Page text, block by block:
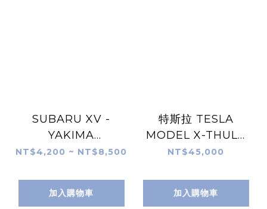
SUBARU XV -
YAKIMA
LoadWarrior 裝載戰
安裝-unrv. 台灣專業
安裝
NT$4,200 ~ NT$8,500
加入購物車
特斯拉 TESLA
MODEL X-THULE
Epos 2台份 拖車球式
unrv. 台灣專業安裝
NT$45,000
加入購物車